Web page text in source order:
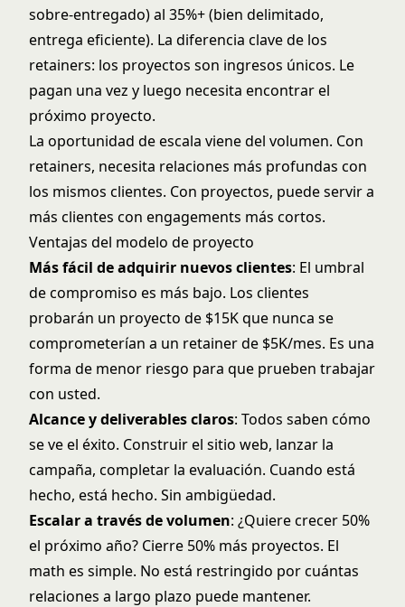
sobre-entregado) al 35%+ (bien delimitado,
entrega eficiente). La diferencia clave de los
retainers: los proyectos son ingresos únicos. Le
pagan una vez y luego necesita encontrar el
próximo proyecto.
La oportunidad de escala viene del volumen. Con
retainers, necesita relaciones más profundas con
los mismos clientes. Con proyectos, puede servir a
más clientes con engagements más cortos.
Ventajas del modelo de proyecto
Más fácil de adquirir nuevos clientes: El umbral
de compromiso es más bajo. Los clientes
probarán un proyecto de $15K que nunca se
comprometerían a un retainer de $5K/mes. Es una
forma de menor riesgo para que prueben trabajar
con usted.
Alcance y deliverables claros: Todos saben cómo
se ve el éxito. Construir el sitio web, lanzar la
campaña, completar la evaluación. Cuando está
hecho, está hecho. Sin ambigüedad.
Escalar a través de volumen: ¿Quiere crecer 50%
el próximo año? Cierre 50% más proyectos. El
math es simple. No está restringido por cuántas
relaciones a largo plazo puede mantener.